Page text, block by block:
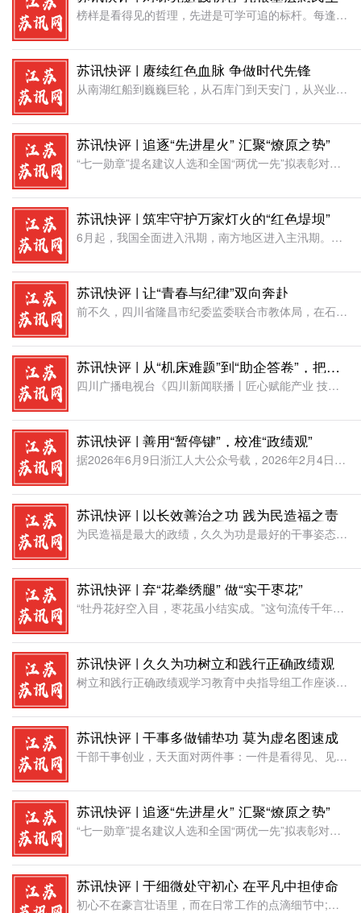
榜样是看得见的哲理，先进是可学可追的标杆。每逢七一建党节点，各地集中表彰先进典型、宣传模范事迹，既是对实干为民者的肯定褒奖，更是为广大干部校准政绩观、走好履职路立起行动标尺。纵观诸多基层先进党员干部，
苏讯快评 | 赓续红色血脉 争做时代先锋
从南湖红船到巍巍巨轮，从石库门到天安门，从兴业路到复兴路，中国共产党走过了105载光辉历程。百年征程波澜壮阔，百年初心历久弥坚。一代人有一代人的长征，一代人有一代人的担当。作为新时代青年干部，站在“七
苏讯快评 | 追逐“先进星火” 汇聚“燎原之势”
“七一勋章”提名建议人选和全国“两优一先”拟表彰对象名单公示，8名“七一勋章”提名人选、149名全国优秀共产党员拟表彰对象、150名全国优秀党务工作者拟表彰对象和400个全国先进基层党组织拟表彰对象脱
苏讯快评 | 筑牢守护万家灯火的“红色堤坝”
6月起，我国全面进入汛期，南方地区进入主汛期。习近平总书记强调，当前正值汛期，要加强应急值守，扎实做好防汛救灾工作，切实维护人民群众生命财产安全。在这没有硝烟的战场，广大基层党组织和党员干部必须认真落
苏讯快评 | 让“青春与纪律”双向奔赴
前不久，四川省隆昌市纪委监委联合市教体局，在石牌坊群省级廉洁文化基地举办“青廉同行”主题活动。40余名青年党员干部在古朴庄严的文物古迹前驻足聆听廉洁故事、重温入党誓词、开展“青春与纪律”主题微讨论，强
苏讯快评 | 从“机床难题”到“助企答卷”，把匠心焊在发展一线
四川广播电视台《四川新闻联播丨匠心赋能产业 技能破解难题》，报道聚焦省劳动模范、九洲空管调试班班长管研峰，在“劳模工匠助企行”活动中，为受困机床产能不足的绵阳瑞联电子企业破解技术难题的故事 。在绵阳科
苏讯快评 | 善用“暂停键”，校准“政绩观”
据2026年6月9日浙江人大公众号载，2026年2月4日，浙江台州市黄岩区十七届人大五次会议上，267名人大代表手持表决器，对16个年度政府性重大投资项目进行“反向票决”，结果永宁奥体中心和永宁江灌区
苏讯快评 | 以长效善治之功 践为民造福之责
为民造福是最大的政绩，久久为功是最好的干事姿态。习近平总书记在浙江工作期间，深刻剖析党员干部政绩观“五重五轻”突出问题，其中“重短轻长”的短视偏差，是制约基层治理提质、民生福祉升级的重要作风壁垒。基层
苏讯快评 | 弃“花拳绣腿” 做“实干枣花”
“牡丹花好空入目，枣花虽小结实成。”这句流传千年的俗语，道破了干事创业的朴素真理，更指明了为政为官的根本遵循。推进中国式现代化的伟大事业，从来不需要华而不实的“牡丹花”，而需要默默扎根、结实成荫的“枣
苏讯快评 | 久久为功树立和践行正确政绩观
树立和践行正确政绩观学习教育中央指导组工作座谈会暨继续派出中央指导组培训会议3日在京召开。会议强调，要着眼集中整治新官不理旧账突出问题，督促坚持实事求是，加大攻坚力度，让群众看见变化、得到实惠。着眼立
苏讯快评 | 干事多做铺垫功 莫为虚名图速成
干部干事创业，天天面对两件事：一件是看得见、见效快的眼前事，一件是打基础、利长远的长远事。现实中，有的干部热衷于做表面文章、搞短期政绩，只想摘果子不愿栽树，只求当下亮眼不愿久久为功。殊不知，没有潜绩打
苏讯快评 | 追逐“先进星火” 汇聚“燎原之势”
“七一勋章”提名建议人选和全国“两优一先”拟表彰对象名单公示，8名“七一勋章”提名人选、149名全国优秀共产党员拟表彰对象、150名全国优秀党务工作者拟表彰对象和400个全国先进基层党组织拟表彰对象脱
苏讯快评 | 于细微处守初心 在平凡中担使命
初心不在豪言壮语里，而在日常工作的点滴细节中;使命不在宏大叙事里，而在履职尽责的具体行动上。基层工作直面群众、贴近一线，事关民生冷暖、事关发展大局。越是身处基层岗位，越要沉心静气、务实笃行，不驰于空想